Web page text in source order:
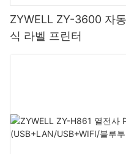
ZYWELL ZY-3600 자
식 라벨 프린터